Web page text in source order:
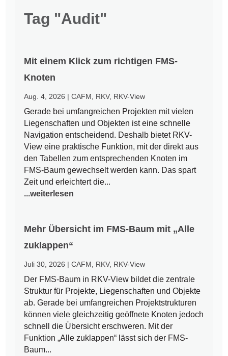
Tag "Audit"
Mit einem Klick zum richtigen FMS-
Knoten
Aug. 4, 2026 |CAFM RKV, RKV-View
Gerade bei umfangreichen Projekten mit vielen
Liegenschaften und Objekten ist eine schnelle
Navigation entscheidend. Deshalb bietet RKV-
View eine praktische Funktion, mit der direkt aus
den Tabellen zum entsprechenden Knoten im
FMS-Baum gewechselt werden kann. Das spart
Zeit und erleichtert die...
...weiterlesen
Mehr Übersicht im FMS-Baum mit „Alle
zuklappen“
Juli 30, 2026 |CAFM RKV, RKV-View
Der FMS-Baum in RKV-View bildet die zentrale
Struktur für Projekte, Liegenschaften und Objekte
ab. Gerade bei umfangreichen Projektstrukturen
können viele gleichzeitig geöffnete Knoten jedoch
schnell die Übersicht erschweren. Mit der
Funktion „Alle zuklappen“ lässt sich der FMS-
Baum...